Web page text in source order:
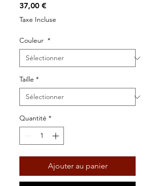
37,00 €Prix
Taxe Incluse
Couleur *
Taille *
Quantité *
Ajouter au panier